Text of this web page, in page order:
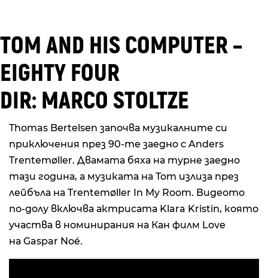
TOM AND HIS COMPUTER –
EIGHTY FOUR
DIR: MARCO STOLTZE
Thomas Bertelsen започва музикалните си
приключения през 90-те заедно с Anders
Trentemøller. Двамата бяха на турне заедно
тази година, а музиката на Tom излиза през
лейбъла на Trentemøller In My Room. Видеото
по-долу включва актрисата Klara Kristin, която
участва в номинирания на Кан филм Love
на Gaspar Noé.